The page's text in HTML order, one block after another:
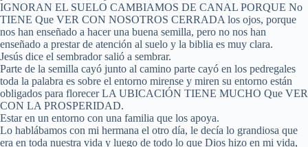
IGNORAN EL SUELO CAMBIAMOS DE CANAL PORQUE No
TIENE Que VER CON NOSOTROS CERRADA los ojos, porque
nos han enseñado a hacer una buena semilla, pero no nos han
enseñado a prestar de atención al suelo y la biblia es muy clara.
Jesús dice el sembrador salió a sembrar.
Parte de la semilla cayó junto al camino parte cayó en los pedregales
toda la palabra es sobre el entorno mirense y miren su entorno están
obligados para florecer LA UBICACIÓN TIENE MUCHO Que VER
CON LA PROSPERIDAD.
Estar en un entorno con una familia que los apoya.
Lo hablábamos con mi hermana el otro día, le decía lo grandiosa que
era en toda nuestra vida y luego de todo lo que Dios hizo en mi vida,